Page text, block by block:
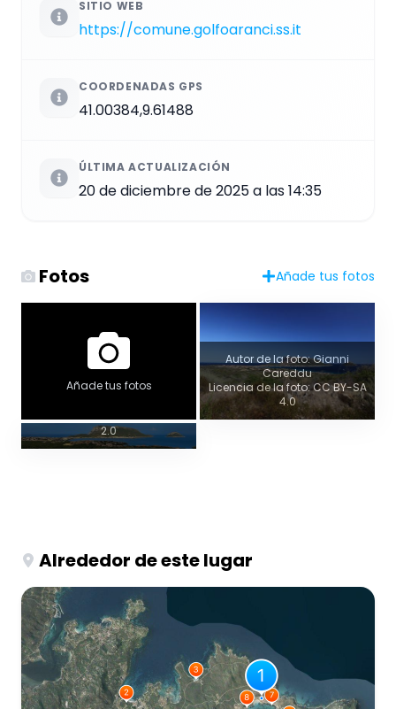
SITIO WEB
https://comune.golfoaranci.ss.it
COORDENADAS GPS
41.00384,9.61488
ÚLTIMA ACTUALIZACIÓN
20 de diciembre de 2025 a las 14:35
Fotos Añade tus fotos
Añade tus fotos
Autor de la foto: Gianni
Careddu
Licencia de la foto: CC BY-SA
4.0
Vista panorámica
Autor de la foto: Rolf Dietrich
Licencia de la foto: CC BY-SA
2.0
Alrededor de este lugar